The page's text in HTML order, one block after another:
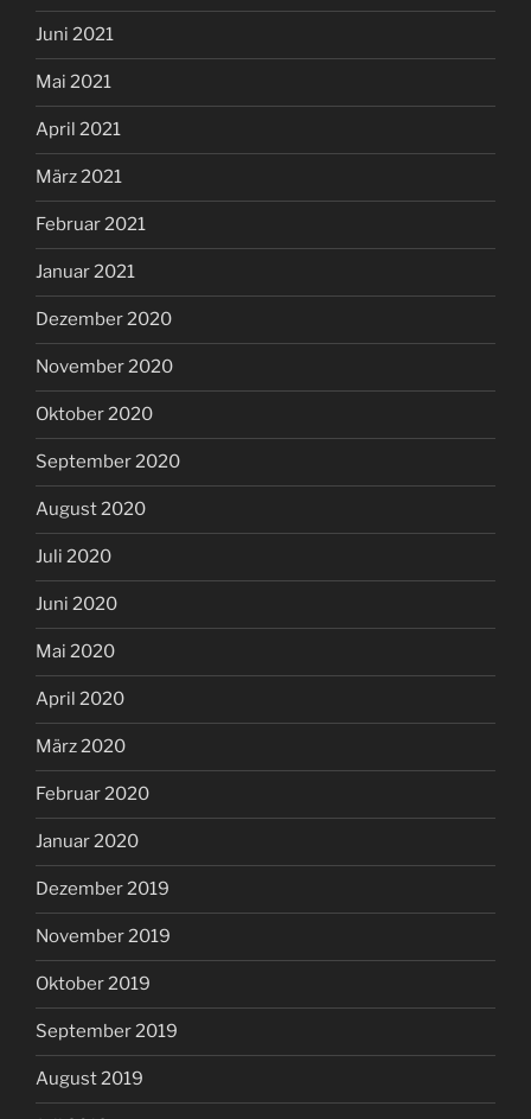
Juni 2021
Mai 2021
April 2021
März 2021
Februar 2021
Januar 2021
Dezember 2020
November 2020
Oktober 2020
September 2020
August 2020
Juli 2020
Juni 2020
Mai 2020
April 2020
März 2020
Februar 2020
Januar 2020
Dezember 2019
November 2019
Oktober 2019
September 2019
August 2019